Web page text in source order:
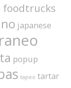
foodtrucks
japanese
popup
tapeo tartar